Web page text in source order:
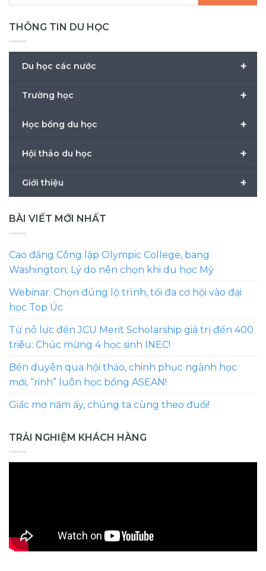
THÔNG TIN DU HỌC
+
Du học các nước
+
Trường học
+
Học bổng du học
+
Hội thảo du học
+
Giới thiệu
BÀI VIẾT MỚI NHẤT
Cao đẳng Công lập Olympic College, bang
Washington: Lý do nên chọn khi du học Mỹ
Webinar: Chọn đúng lộ trình, tối đa cơ hội vào đại
học Top Úc
Từ nỗ lực đến JCU Merit Scholarship giá trị đến 400
triệu: Chúc mừng 4 học sinh INEC!
Bén duyên qua hội thảo, chinh phục ngành học
mới, “rinh” luôn học bổng ASEAN!
Giấc mơ năm ấy, chúng ta cùng theo đuổi!
TRẢI NGHIỆM KHÁCH HÀNG